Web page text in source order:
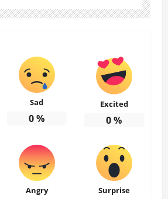
Sad
0%
Excited
0%
Angry Surprise